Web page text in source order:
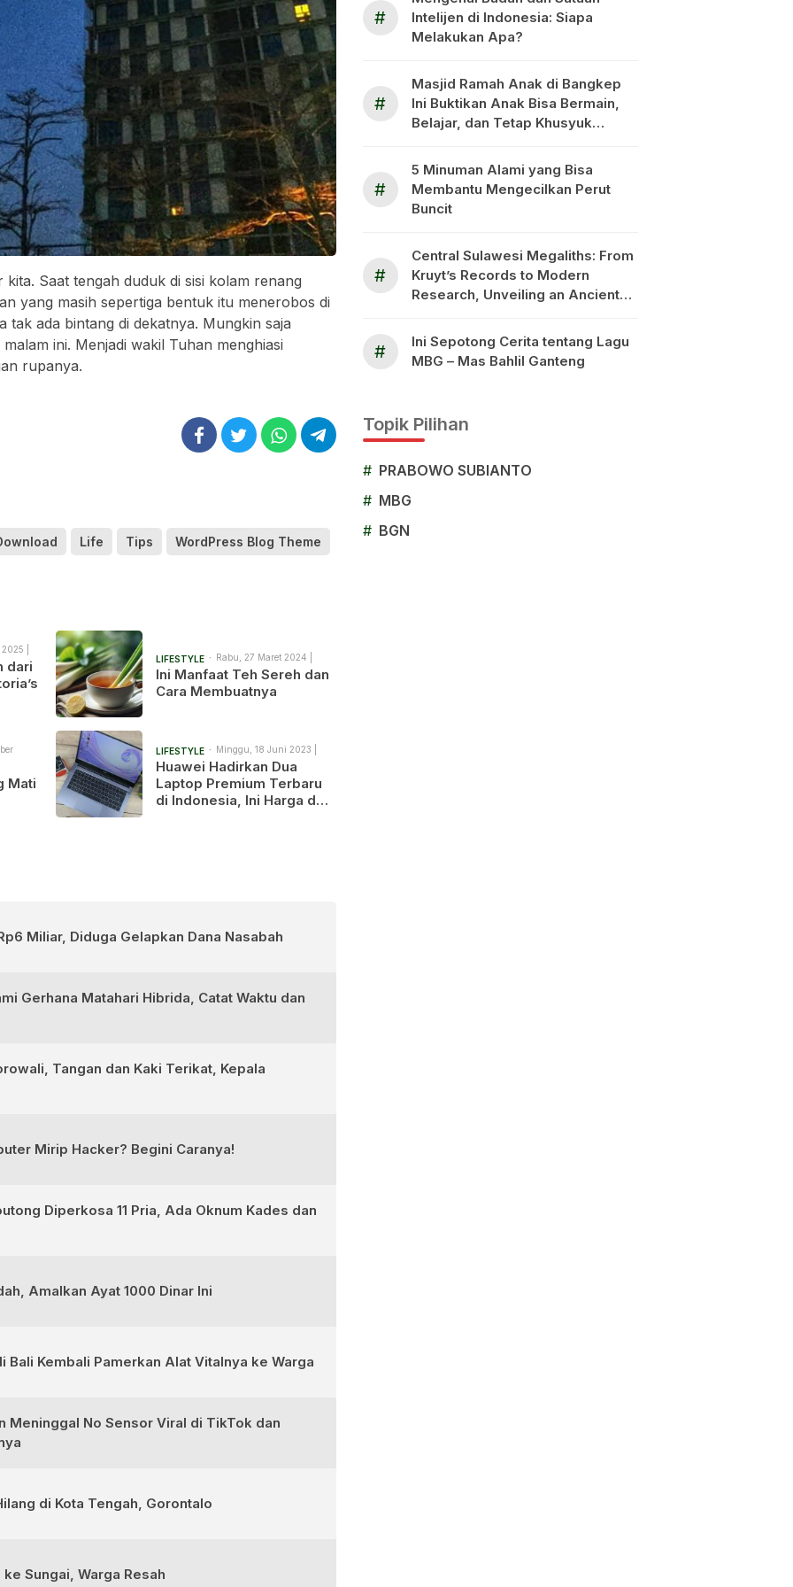
Saat tengah duduk di sisi kolam renang
yang masih sepertiga bentuk itu menerobos di
ada bintang di dekatnya. Mungkin saja
ini. Menjadi wakil Tuhan menghiasi
rupanya.
Life Tips WordPress Blog Theme
|
dari
LIFESTYLE
Rabu, 27 Maret 2024 |
4:46 am
Ini Manfaat Teh Sereh dan
Cara Membuatnya
Mati
LIFESTYLE
Minggu, 18 Juni 2023 |
11:51 am
Huawei Hadirkan Dua
Laptop Premium Terbaru
di Indonesia, Ini Harga dan
Miliar, Diduga Gelapkan Dana Nasabah
Gerhana Matahari Hibrida, Catat Waktu dan
Tangan dan Kaki Terikat, Kepala
Mirip Hacker? Begini Caranya!
Diperkosa 11 Pria, Ada Oknum Kades dan
Amalkan Ayat 1000 Dinar Ini
Bali Kembali Pamerkan Alat Vitalnya ke Warga
Meninggal No Sensor Viral di TikTok dan
di Kota Tengah, Gorontalo
Sungai, Warga Resah
#
Intelijen di Indonesia: Siapa
Melakukan Apa?
#
Masjid Ramah Anak di Bangkep
Ini Buktikan Anak Bisa Bermain,
Belajar, dan Tetap Khusyuk
#
5 Minuman Alami yang Bisa
Membantu Mengecilkan Perut
Buncit
#
Central Sulawesi Megaliths: From
Kruyt’s Records to Modern
Research, Unveiling an Ancient
Sulawesi
#
Ini Sepotong Cerita tentang Lagu
MBG – Mas Bahlil Ganteng
Topik Pilihan
# PRABOWO SUBIANTO
# MBG
# BGN